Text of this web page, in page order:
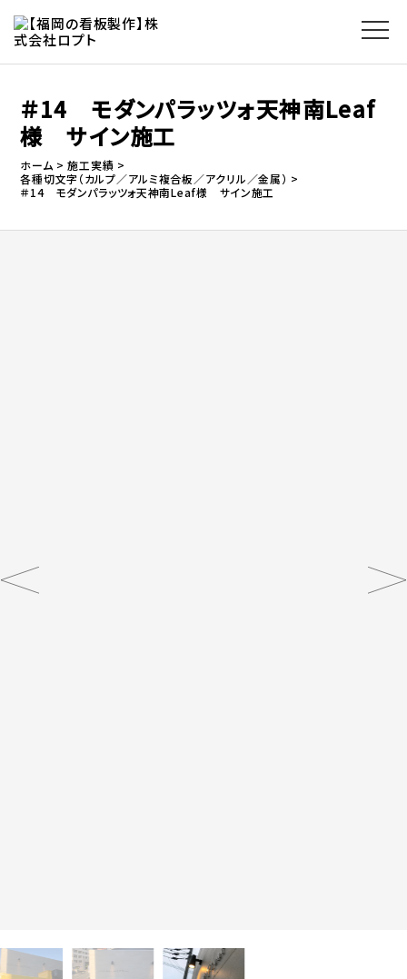
＃14 モダンパラッツォ天神南Leaf
様 サイン施工
ホーム
施工実績
各種切文字（カルプ／アルミ複合板／アクリル／金属）
＃14 モダンパラッツォ天神南Leaf様 サイン施工